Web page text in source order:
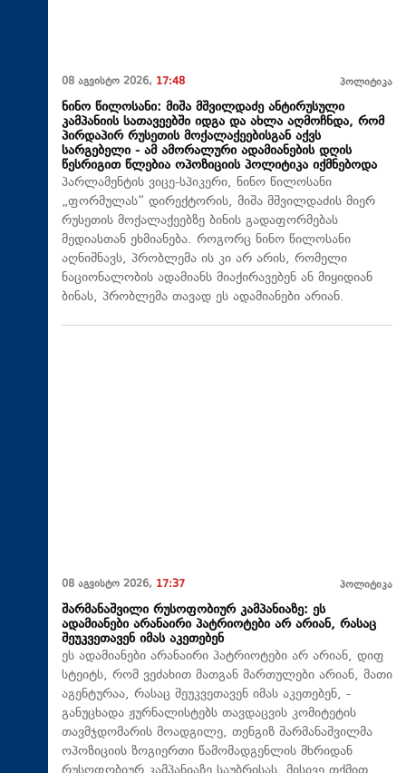
08 აგვისტო 2026, 17:48 პოლიტიკა
ნინო წილოსანი: მიშა მშვილდაძე ანტირუსული
კამპანიის სათავეებში იდგა და ახლა აღმოჩნდა, რომ
პირდაპირ რუსეთის მოქალაქეებისგან აქვს
სარგებელი - ამ ამორალური ადამიანების დღის
წესრიგით წლებია ოპოზიციის პოლიტიკა იქმნებოდა
პარლამენტის ვიცე-სპიკერი, ნინო წილოსანი
„ფორმულას“ დირექტორის, მიშა მშვილდაძის მიერ
რუსეთის მოქალაქეებზე ბინის გადაფორმებას
მედიასთან ეხმიანება. როგორც ნინო წილოსანი
აღნიშნავს, პრობლემა ის კი არ არის, რომელი
ნაციონალობის ადამიანს მიაქირავებენ ან მიყიდიან
ბინას, პრობლემა თავად ეს ადამიანები არიან.
08 აგვისტო 2026, 17:37 პოლიტიკა
შარმანაშვილი რუსოფობიურ კამპანიაზე: ეს
ადამიანები არანაირი პატრიოტები არ არიან, რასაც
შეუკვეთავენ იმას აკეთებენ
ეს ადამიანები არანაირი პატრიოტები არ არიან, დიფ
სტეიტს, რომ ვეძახით მათგან მართულები არიან, მათი
აგენტურაა, რასაც შეუკვეთავენ იმას აკეთებენ, -
განუცხადა ჟურნალისტებს თავდაცვის კომიტეტის
თავმჯდომარის მოადგილე, თენგიზ შარმანაშვილმა
ოპოზიციის ზოგიერთი წამომადგენლის მხრიდან